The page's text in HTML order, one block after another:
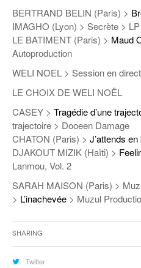
BERTRAND BELIN (Paris) >
IMAGHO (Lyon) > Secrète > LP
LE BATIMENT (Paris) > Maud
Autoproduction
WELI NOEL > Session en direct
LE CHOIX DE WELI NOËL
CASEY > Tragédie d’une
trajectoire > Dooeen Damage
CHATON (Paris) > J’attends en
DJAKOUT MIZIK (Haïti) >
Lanmou, Vol. 2
SARAH MAISON (Paris) >
> L’inachevée > Muzul
Sharing
Twitter